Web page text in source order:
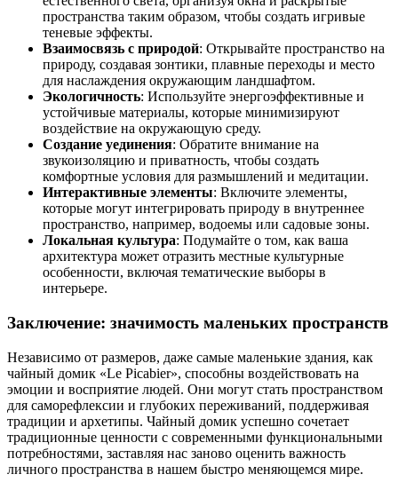
пространства таким образом, чтобы создать игривые
теневые эффекты.
Взаимосвязь с природой: Открывайте пространство на
природу, создавая зонтики, плавные переходы и место
для наслаждения окружающим ландшафтом.
Экологичность: Используйте энергоэффективные и
устойчивые материалы, которые минимизируют
воздействие на окружающую среду.
Создание уединения: Обратите внимание на
звукоизоляцию и приватность, чтобы создать
комфортные условия для размышлений и медитации.
Интерактивные элементы: Включите элементы,
которые могут интегрировать природу в внутреннее
пространство, например, водоемы или садовые зоны.
Локальная культура: Подумайте о том, как ваша
архитектура может отразить местные культурные
особенности, включая тематические выборы в
интерьере.
Заключение: значимость маленьких пространств
Независимо от размеров, даже самые маленькие здания, как
чайный домик «Le Picabier», способны воздействовать на
эмоции и восприятие людей. Они могут стать пространством
для саморефлексии и глубоких переживаний, поддерживая
традиции и архетипы. Чайный домик успешно сочетает
традиционные ценности с современными функциональными
потребностями, заставляя нас заново оценить важность
личного пространства в нашем быстро меняющемся мире.